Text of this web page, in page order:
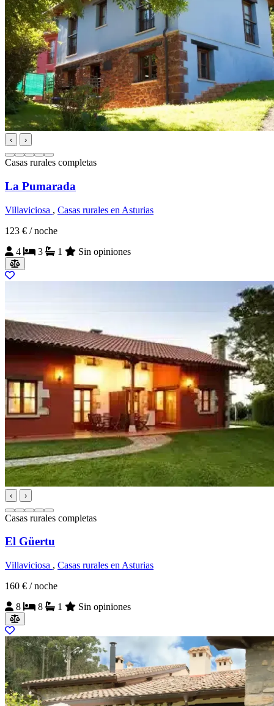
‹ ›
Casas rurales completas
La Pumarada
Villaviciosa , Casas rurales en Asturias
123 € / noche
4
3 1 Sin opiniones
‹ ›
Casas rurales completas
El Güertu
Villaviciosa , Casas rurales en Asturias
160 € / noche
8
8 1 Sin opiniones